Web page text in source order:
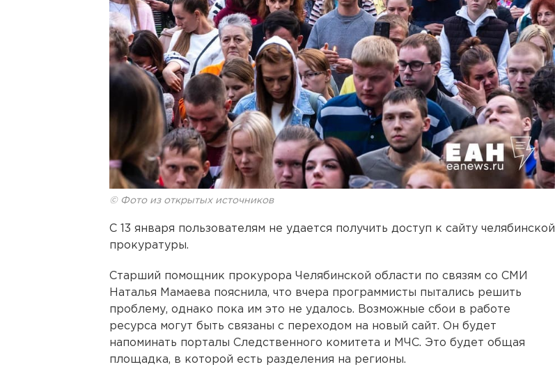
© Фото из открытых источников
С 13 января пользователям не удается получить доступ к сайту челябинской
прокуратуры.
Старший помощник прокурора Челябинской области по связям со СМИ
Наталья Мамаева пояснила, что вчера программисты пытались решить
проблему, однако пока им это не удалось. Возможные сбои в работе
ресурса могут быть связаны с переходом на новый сайт. Он будет
напоминать порталы Следственного комитета и МЧС. Это будет общая
площадка, в которой есть разделения на регионы.